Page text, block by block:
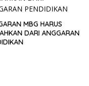
MBG HARUS
DARI ANGGARAN